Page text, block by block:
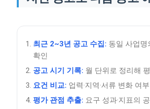
최근 2~3년 공고 수집: 동일 사업명
확인
공고 시기 기록: 월 단위로 정리해
요건 비교: 업력·지역·서류 변화 여
평가 관점 추출: 요구 성과·지표의